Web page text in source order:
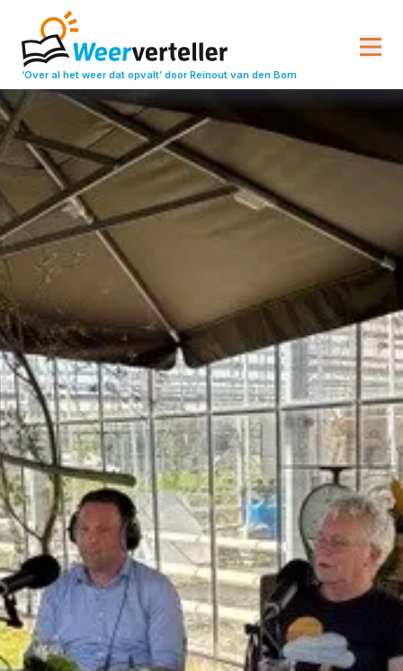
‘Over al het weer dat opvalt’ door Reinout van den Born